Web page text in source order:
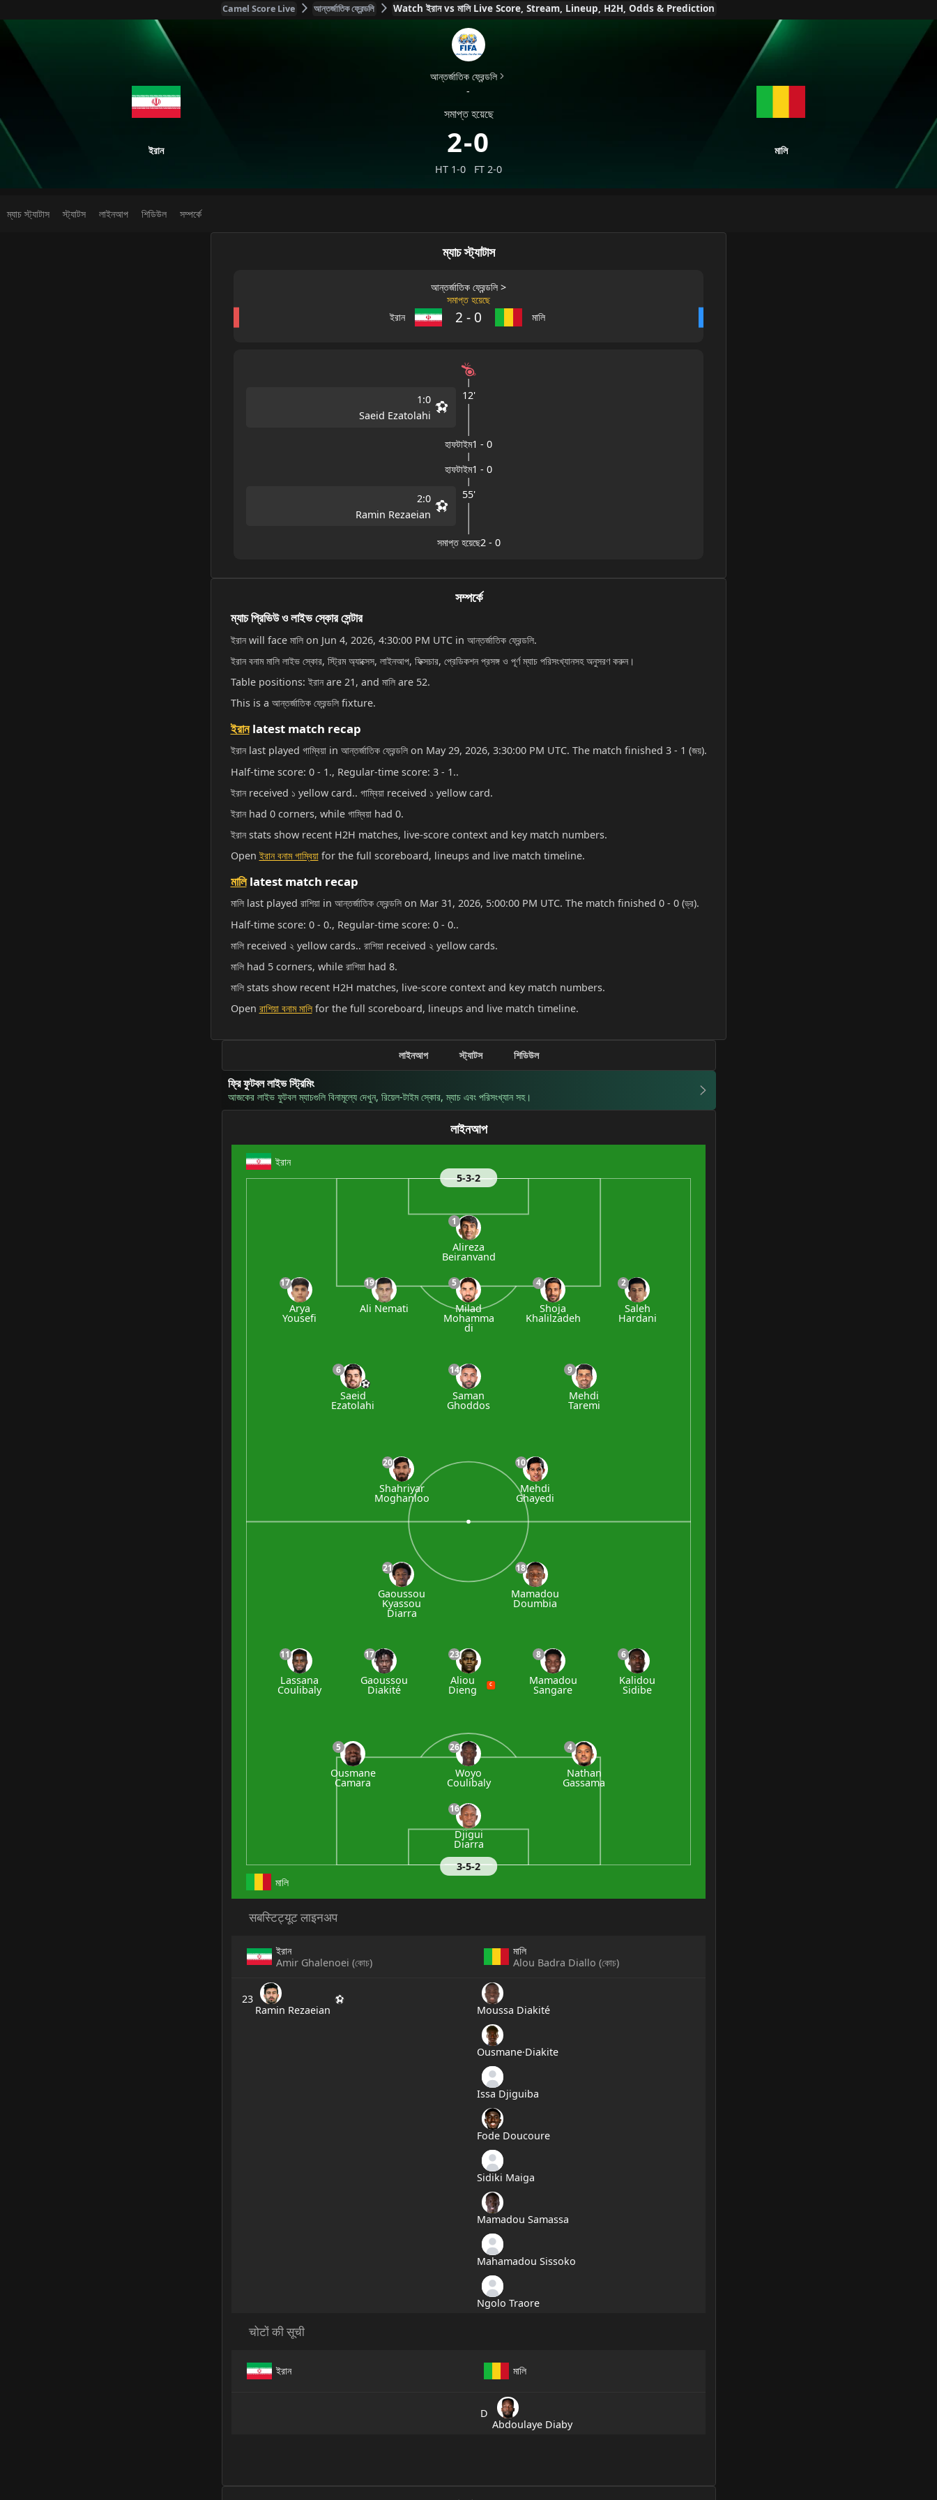
Camel Score Live আন্তর্জাতিক ফ্রেন্ডলি Watch ইরান vs মালি Live Score, Stream, Lineup, H2H, Odds & Prediction
ইরান
আন্তর্জাতিক ফ্রেন্ডলি
-
সমাপ্ত হয়েছে
2-0
HT 1-0 FT 2-0
মালি
ম্যাচ স্ট্যাটাস স্ট্যাটস লাইনআপ শিডিউল সম্পর্কে
ম্যাচ স্ট্যাটাস
আন্তর্জাতিক ফ্রেন্ডলি >
সমাপ্ত হয়েছে
ইরান
2 - 0 মালি
12'
1 :0
Saeid Ezatolahi
হাফটাইম1 - 0
হাফটাইম1 - 0
55'
2:0
Ramin Rezaeian
সমাপ্ত হয়েছে2 - 0
সম্পর্কে
ম্যাচ প্রিভিউ ও লাইভ স্কোর সেন্টার
ইরান will face মালি on Jun 4, 2026, 4:30:00 PM UTC in আন্তর্জাতিক ফ্রেন্ডলি.
ইরান বনাম মালি লাইভ স্কোর, স্ট্রিম অ্যাক্সেস, লাইনআপ, ফিক্সচার, প্রেডিকশন প্রসঙ্গ ও পূর্ণ ম্যাচ পরিসংখ্যানসহ অনুসরণ করুন।
Table positions: ইরান are 21, and মালি are 52.
This is a আন্তর্জাতিক ফ্রেন্ডলি fixture.
ইরানlatest match recap
ইরান last played গাম্বিয়া in আন্তর্জাতিক ফ্রেন্ডলি on May 29, 2026, 3:30:00 PM UTC. The match finished 3 - 1 (জয়).
Half-time score: 0 - 1., Regular-time score: 3 - 1..
ইরান received ১ yellow card.. গাম্বিয়া received ১ yellow card.
ইরান had 0 corners, while গাম্বিয়া had 0.
ইরান stats show recent H2H matches, live-score context and key match numbers.
Openইরান বনাম গাম্বিয়াfor the full scoreboard, lineups and live match timeline.
মালিlatest match recap
মালি last played রাশিয়া in আন্তর্জাতিক ফ্রেন্ডলি on Mar 31, 2026, 5:00:00 PM UTC. The match finished 0 - 0 (ড্র).
Half-time score: 0 - 0., Regular-time score: 0 - 0..
মালি received ২ yellow cards.. রাশিয়া received ২ yellow cards.
মালি had 5 corners, while রাশিয়া had 8.
মালি stats show recent H2H matches, live-score context and key match numbers.
Open রাশিয়া বনাম মালিfor the full scoreboard, lineups and live match timeline.
লাইনআপ স্ট্যাটস শিডিউল
ফ্রি ফুটবল লাইভ স্ট্রিমিং
আজকের লাইভ ফুটবল ম্যাচগুলি বিনামূল্যে দেখুন, রিয়েল-টাইম স্কোর, ম্যাচ এবং পরিসংখ্যান সহ।
লাইনআপ
ইরান
5-3-2
1
Alireza
Beiranvand
17
Arya
Yousefi
19
Ali Nemati
5
Milad
Mohamma
di
4
Shoja
Khalilzadeh
2
Saleh
Hardani
6
Saeid
Ezatolahi
14
Saman
Ghoddos
9
Mehdi
Taremi
20
Shahriyar
Moghanloo
10
Mehdi
Ghayedi
3-5-2
16
Djigui
Diarra
4
Nathan
Gassama
26
Woyo
Coulibaly
5
Ousmane
Camara
6
Kalidou
Sidibe
8
Mamadou
Sangare
23
Aliou
Dieng C
17
Gaoussou
Diakité
11
Lassana
Coulibaly
18
Mamadou
Doumbia
21
Gaoussou
Kyassou
Diarra
মালি
सबस्टिट्यूट लाइनअप
ইরান
Amir Ghalenoei (কোচ)
23
Ramin Rezaeian
মালি
Alou Badra Diallo (কোচ)
Moussa Diakité
Ousmane·Diakite
Issa Djiguiba
Fode Doucoure
Sidiki Maiga
Mamadou Samassa
Mahamadou Sissoko
Ngolo Traore
चोटों की सूची
ইরান মালি
D
Abdoulaye Diaby